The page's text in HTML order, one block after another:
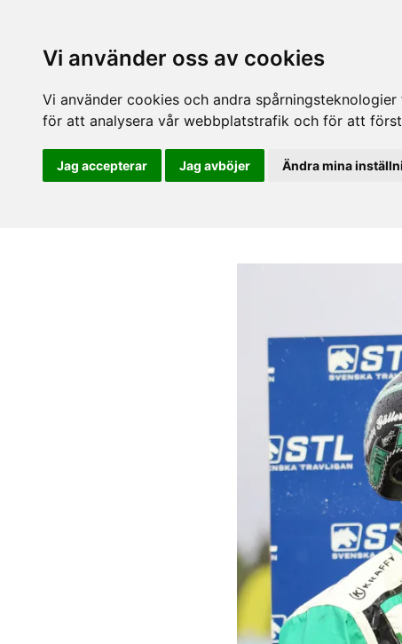
Vi använder oss av cookies
Vi använder cookies och andra
för att analysera vår webbplatstrafik och för att
Jag accepterar Jag avböjer Ändra mina